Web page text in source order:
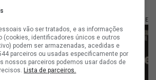
FOTO: BOTAFOGOTV, REPRODUÇÃO/YOUTUBE
vão ser tratados, e as informações
(cookies, identificadores únicos e outros
podem ser armazenadas, acedidas e
parceiros ou usadas especificamente por
nossos parceiros podemos usar dados de
Lista de parceiros.